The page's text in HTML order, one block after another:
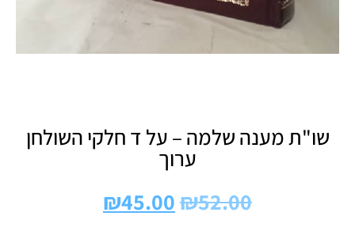
שו"ת מענה שלמה – על ד חלקי השולחן
ערוך
₪52.00
₪45.00